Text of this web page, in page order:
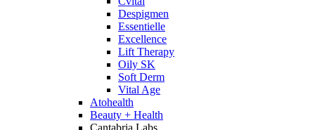
Despigmen
Essentielle
Excellence
Lift Therapy
Oily SK
Soft Derm
Vital Age
Atohealth
Beauty + Health
Cantabria Labs